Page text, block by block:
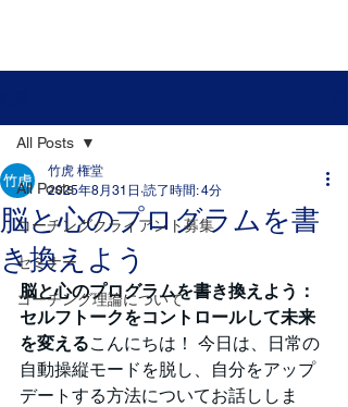
All Posts
コーチングクライアント募集
セミナー
コーチング理論について
All Posts
脳と心のプログラムを書
き換えよう
竹虎 権堂
2025年8月31日 読了時間: 4分
脳と心のプログラムを書き換えよう：
セルフトークをコントロールして未来
を変えるこんにちは！ 今日は、日常の
自動操縦モードを脱し、自分をアップ
デートする方法についてお話ししま